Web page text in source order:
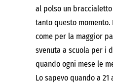
al polso un
tanto questo momento.
come per la maggior
svenuta a scuola per i
quando ogni mese le
Lo sapevo quando a